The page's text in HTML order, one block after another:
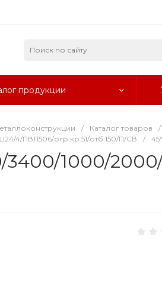
продукции
/ Каталог товаров /
4/ПВЛ506/огр.кр.51/отб.150/П/СВ / 45°
3400/1000/